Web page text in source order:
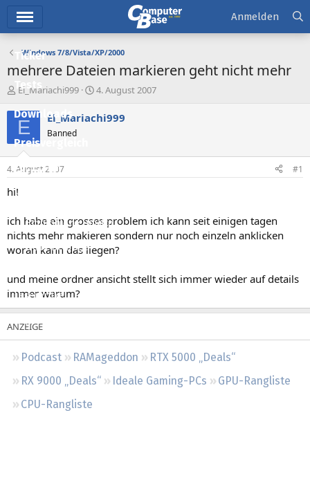
Ticker
Tests
Downloads
Preisvergleich
Forum
Aktuelles
Empfohlene Inhalte
Neue Beiträge
Leserartikel
Podcast RAMageddon
RTX 5000 „Deals“
RX 9000 „Deals“
Ideale Gaming-PCs
GPU-Rangliste
CPU-Rangliste
Anmelden
Windows 7/8/Vista/XP/2000
mehrere Dateien markieren geht nicht mehr
E
s
e
l
e
r
El_Mariachi999
E
s
t
4. August 2007
E El_Mariachi999
Banned
4. August 2007 #1
hi!
ich habe ein grosses problem ich kann seit einigen tagen
nichts mehr makieren sondern nur noch einzeln anklicken
woran kann das liegen?
und meine ordner ansicht stellt sich immer wieder auf details
immer warum?